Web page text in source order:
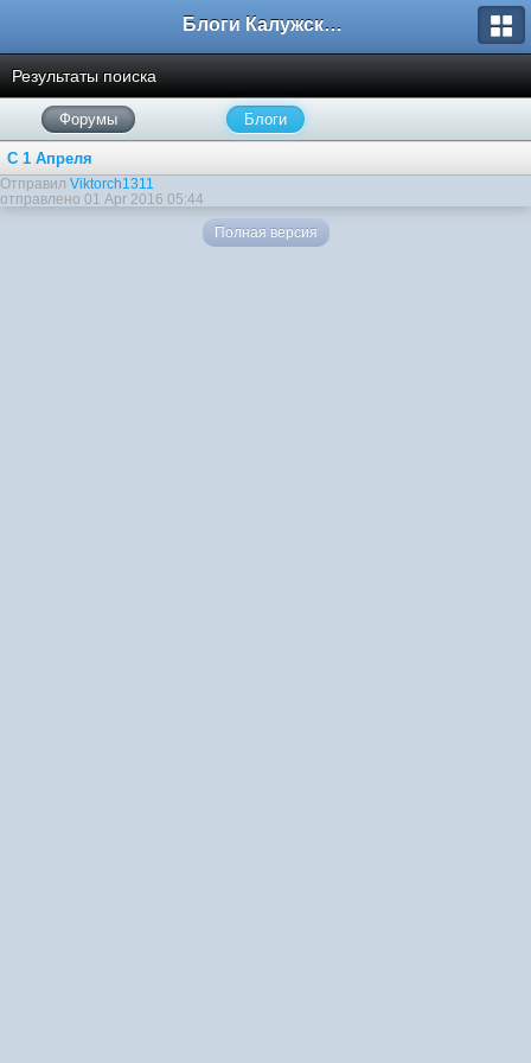
Блоги Калужского перекрестка
Результаты поиска
Форумы Блоги
С 1 Апреля
Отправил Viktorch1311
отправлено 01 Apr 2016 05:44
Полная версия